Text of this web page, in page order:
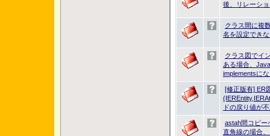
後、リレーシ
クラス間に複
名を設定でき
クラス図でイ
ある場合、
implementsに
[修正版有] ER
ドの戻り値が
astah間コピー
直角線の場合